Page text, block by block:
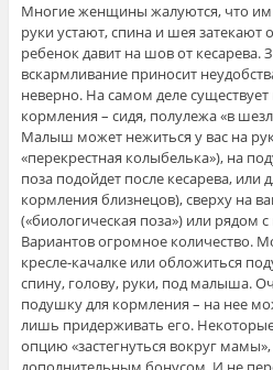
Многие женщины жалуются, что
руки устают, спина и шея затекают
ребенок давит на шов от кесарева.
вскармливание приносит
неверно. На самом деле
кормления – сидя, полулежа «в
Малыш может нежиться у вас на
«перекрестная колыбелька»), на
поза подойдет после кесарева, или
кормления близнецов), сверху на
(«биологическая поза») или рядом
Вариантов огромное количество.
кресле-качалке или обложиться
спину, голову, руки, под малыша.
подушку для кормления – на нее
лишь придерживать его.
опцию «застегнуться вокруг